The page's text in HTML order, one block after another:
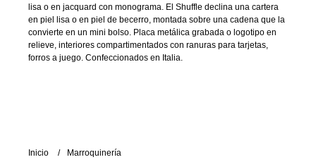
lisa o en jacquard con monograma. El Shuffle declina una cartera
en piel lisa o en piel de becerro, montada sobre una cadena que la
convierte en un mini bolso. Placa metálica grabada o logotipo en
relieve, interiores compartimentados con ranuras para tarjetas,
forros a juego. Confeccionados en Italia.
Inicio Marroquinería